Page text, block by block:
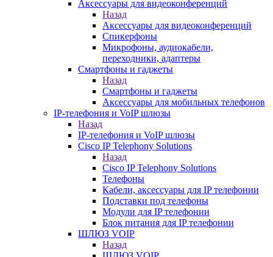
Аксессуары для видеоконференций
Назад
Аксессуары для видеоконференций
Спикерфоны
Микрофоны, аудиокабели,
переходники, адаптеры
Смартфоны и гаджеты
Назад
Смартфоны и гаджеты
Аксессуары для мобильных телефонов
IP-телефония и VoIP шлюзы
Назад
IP-телефония и VoIP шлюзы
Cisco IP Telephony Solutions
Назад
Cisco IP Telephony Solutions
Телефоны
Кабели, аксессуары для IP телефонии
Подставки под телефоны
Модули для IP телефонии
Блок питания для IP телефонии
ШЛЮЗ VOIP
Назад